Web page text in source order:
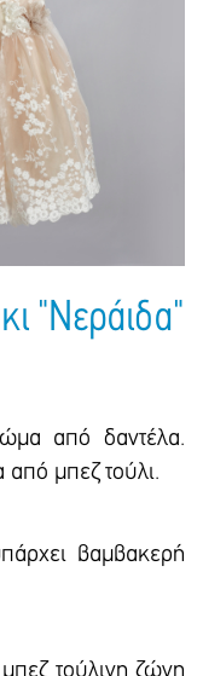
"Νεράιδα"
από δαντέλα.
μπεζ τούλι.
βαμβακερή